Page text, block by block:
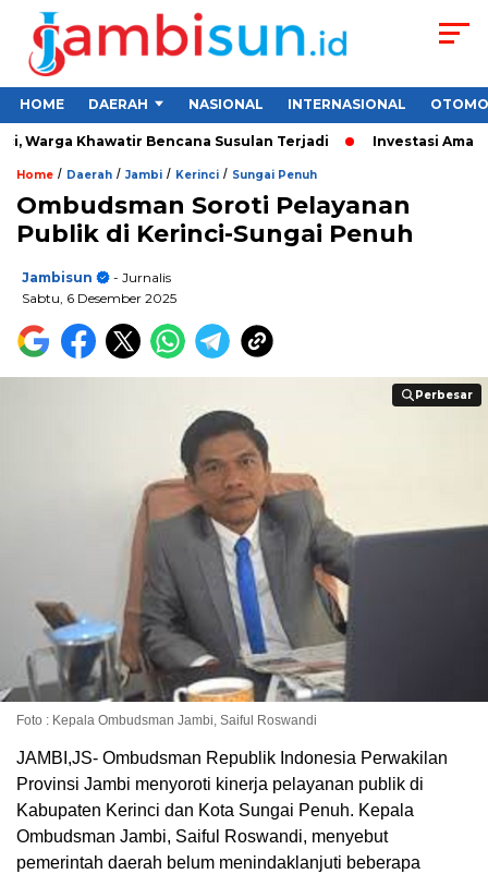
HOME DAERAH NASIONAL INTERNASIONAL
Khawatir Bencana Susulan Terjadi Investasi Aman
Home / Daerah / Jambi / Kerinci / Sungai Penuh
Ombudsman Soroti Pelayanan
Publik di Kerinci-Sungai Penuh
Jambisun
- Jurnalis
Sabtu, 6 Desember 2025
Perbesar
Perbesar
Foto : Kepala Ombudsman Jambi, Saiful Roswandi
JAMBI,JS- Ombudsman Republik Indonesia Perwakilan
Provinsi Jambi menyoroti kinerja pelayanan publik di
Kabupaten Kerinci dan Kota Sungai Penuh. Kepala
Ombudsman Jambi, Saiful Roswandi, menyebut
pemerintah daerah belum menindaklanjuti beberapa